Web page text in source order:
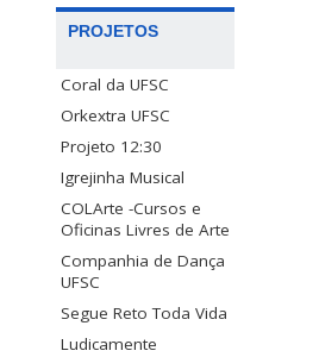
PROJETOS
Coral da UFSC
Orkextra UFSC
Projeto 12:30
Igrejinha Musical
COLArte -Cursos e
Oficinas Livres de Arte
Companhia de Dança
UFSC
Segue Reto Toda Vida
Ludicamente